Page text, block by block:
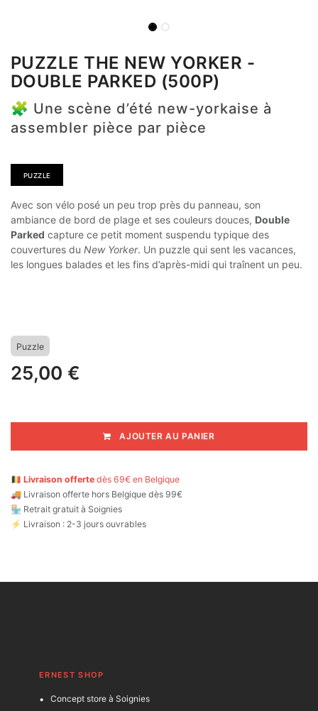
PUZZLE THE NEW YORKER -
DOUBLE PARKED (500P)
🧩 Une scène d’été new-yorkaise à
assembler pièce par pièce
PUZZLE​​​​​​
Avec son vélo posé un peu trop près du panneau, son
ambiance de bord de plage et ses couleurs douces, Double
Parked capture ce petit moment suspendu typique des
couvertures du New Yorker. Un puzzle qui sent les vacances,
les longues balades et les fins d’après-midi qui traînent un peu.
Puzzle
25,00 €
AJOUTER AU PANIER
🇧🇪 Livraison offerte dès 69€ en Belgique
🚚 Livraison offerte hors Belgique dès 99€
🏪 Retrait gratuit à Soignies
⚡ Livraison : 2-3 jours ouvrables
ERNEST SHOP
Concept store à Soignies